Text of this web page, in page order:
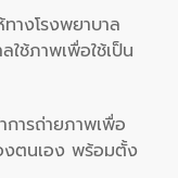
างโรงพยาบาล
ช้ภาพเพื่อใช้เป็น
ารถ่ายภาพเพื่อ
ตนเอง พร้อมตั้ง